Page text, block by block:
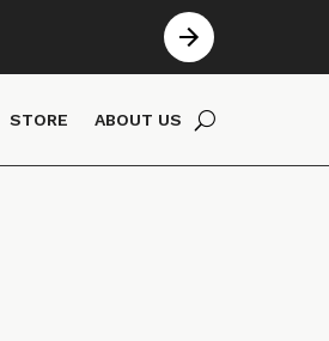
STORE ABOUT US